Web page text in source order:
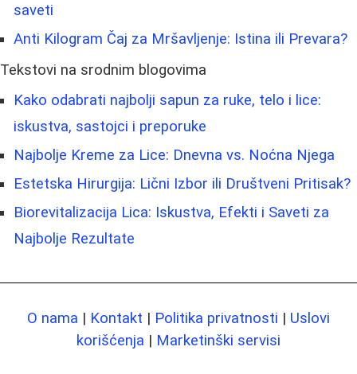
saveti
Anti Kilogram Čaj za Mršavljenje: Istina ili Prevara?
Tekstovi na srodnim blogovima
Kako odabrati najbolji sapun za ruke, telo i lice:
iskustva, sastojci i preporuke
Najbolje Kreme za Lice: Dnevna vs. Noćna Njega
Estetska Hirurgija: Lični Izbor ili Društveni Pritisak?
Biorevitalizacija Lica: Iskustva, Efekti i Saveti za
Najbolje Rezultate
O nama | Kontakt | Politika privatnosti | Uslovi
korišćenja | Marketinški servisi